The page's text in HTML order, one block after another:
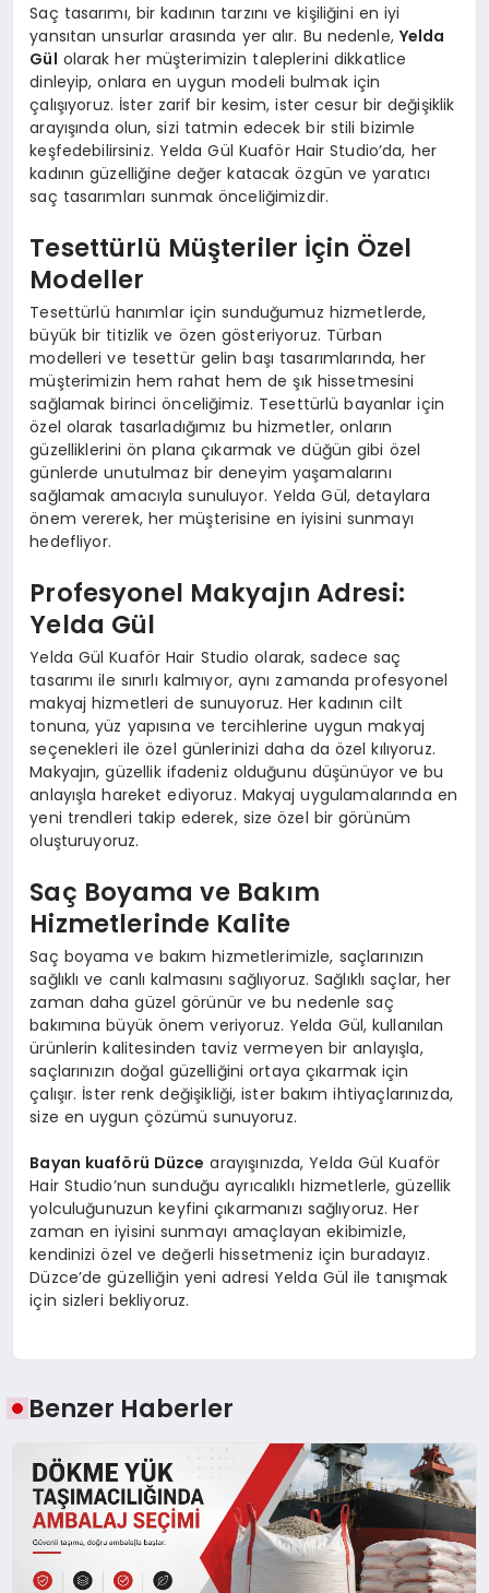
Saç tasarımı, bir kadının tarzını ve kişiliğini en iyi
yansıtan unsurlar arasında yer alır. Bu nedenle, Yelda
Gül olarak her müşterimizin taleplerini dikkatlice
dinleyip, onlara en uygun modeli bulmak için
çalışıyoruz. İster zarif bir kesim, ister cesur bir değişiklik
arayışında olun, sizi tatmin edecek bir stili bizimle
keşfedebilirsiniz. Yelda Gül Kuaför Hair Studio’da, her
kadının güzelliğine değer katacak özgün ve yaratıcı
saç tasarımları sunmak önceliğimizdir.
Tesettürlü Müşteriler İçin Özel
Modeller
Tesettürlü hanımlar için sunduğumuz hizmetlerde,
büyük bir titizlik ve özen gösteriyoruz. Türban
modelleri ve tesettür gelin başı tasarımlarında, her
müşterimizin hem rahat hem de şık hissetmesini
sağlamak birinci önceliğimiz. Tesettürlü bayanlar için
özel olarak tasarladığımız bu hizmetler, onların
güzelliklerini ön plana çıkarmak ve düğün gibi özel
günlerde unutulmaz bir deneyim yaşamalarını
sağlamak amacıyla sunuluyor. Yelda Gül, detaylara
önem vererek, her müşterisine en iyisini sunmayı
hedefliyor.
Profesyonel Makyajın Adresi:
Yelda Gül
Yelda Gül Kuaför Hair Studio olarak, sadece saç
tasarımı ile sınırlı kalmıyor, aynı zamanda profesyonel
makyaj hizmetleri de sunuyoruz. Her kadının cilt
tonuna, yüz yapısına ve tercihlerine uygun makyaj
seçenekleri ile özel günlerinizi daha da özel kılıyoruz.
Makyajın, güzellik ifadeniz olduğunu düşünüyor ve bu
anlayışla hareket ediyoruz. Makyaj uygulamalarında en
yeni trendleri takip ederek, size özel bir görünüm
oluşturuyoruz.
Saç Boyama ve Bakım
Hizmetlerinde Kalite
Saç boyama ve bakım hizmetlerimizle, saçlarınızın
sağlıklı ve canlı kalmasını sağlıyoruz. Sağlıklı saçlar, her
zaman daha güzel görünür ve bu nedenle saç
bakımına büyük önem veriyoruz. Yelda Gül, kullanılan
ürünlerin kalitesinden taviz vermeyen bir anlayışla,
saçlarınızın doğal güzelliğini ortaya çıkarmak için
çalışır. İster renk değişikliği, ister bakım ihtiyaçlarınızda,
size en uygun çözümü sunuyoruz.
Bayan kuaförü Düzce arayışınızda, Yelda Gül Kuaför
Hair Studio’nun sunduğu ayrıcalıklı hizmetlerle, güzellik
yolculuğunuzun keyfini çıkarmanızı sağlıyoruz. Her
zaman en iyisini sunmayı amaçlayan ekibimizle,
kendinizi özel ve değerli hissetmeniz için buradayız.
Düzce’de güzelliğin yeni adresi Yelda Gül ile tanışmak
için sizleri bekliyoruz.
Benzer Haberler